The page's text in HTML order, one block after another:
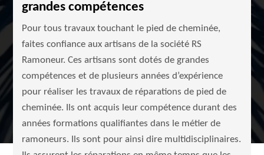
grandes compétences
Pour tous travaux touchant le pied de cheminée,
faites confiance aux artisans de la société RS
Ramoneur. Ces artisans sont dotés de grandes
compétences et de plusieurs années d’expérience
pour réaliser les travaux de réparations de pied de
cheminée. Ils ont acquis leur compétence durant des
années formations qualifiantes dans le métier de
ramoneurs. Ils sont pour ainsi dire multidisciplinaires.